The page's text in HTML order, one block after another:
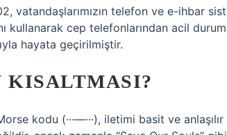
vatandaşlarımızın telefon ve e-ihbar
kullanarak cep telefonlarından acil
hayata geçirilmiştir.
KISALTMASI?
kodu (···—···), iletimi basit ve